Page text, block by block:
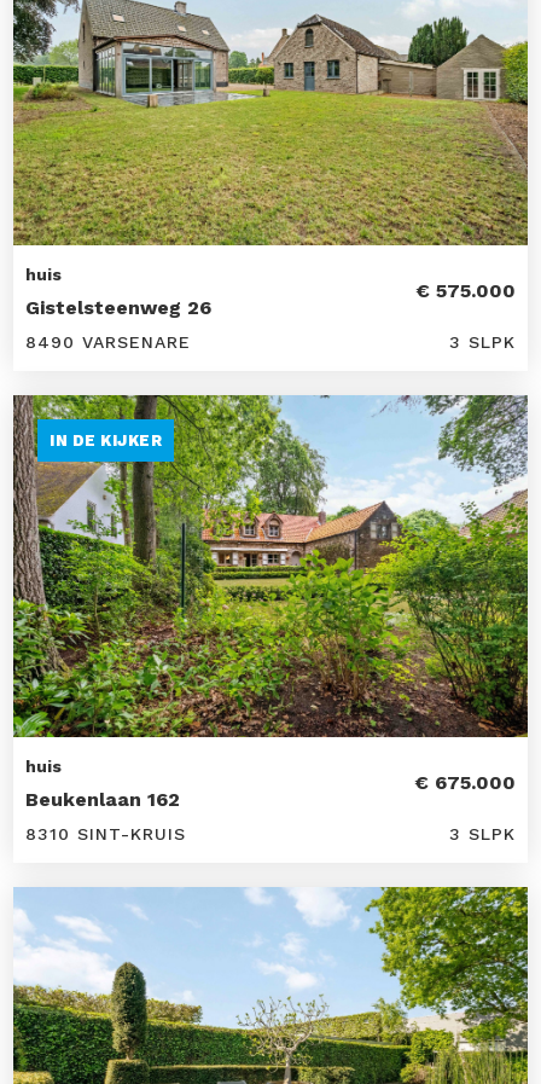
huis
Gistelsteenweg 26
€ 575.000
8490 VARSENARE 3 SLPK
IN DE KIJKER
huis
Beukenlaan 162
€ 675.000
8310 SINT-KRUIS 3 SLPK